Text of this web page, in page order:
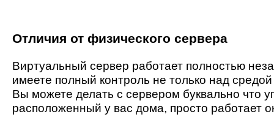
Отличия от физического сервера
Виртуальный сервер работает полностью
имеете полный контроль не только над
Вы можете делать с сервером буквально что
расположенный у вас дома, просто работает